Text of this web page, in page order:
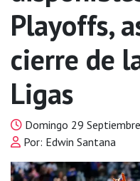
Playoffs,
cierre de
Ligas
Domingo 29
Por: Edwin Santana